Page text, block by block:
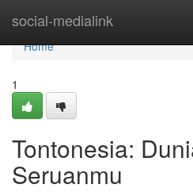
social-medialink
Home
Home
1
Tontonesia:
Seruanmu